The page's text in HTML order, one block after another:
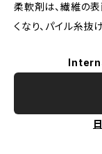
柔軟剤は、繊維の
くなり、パイル糸抜